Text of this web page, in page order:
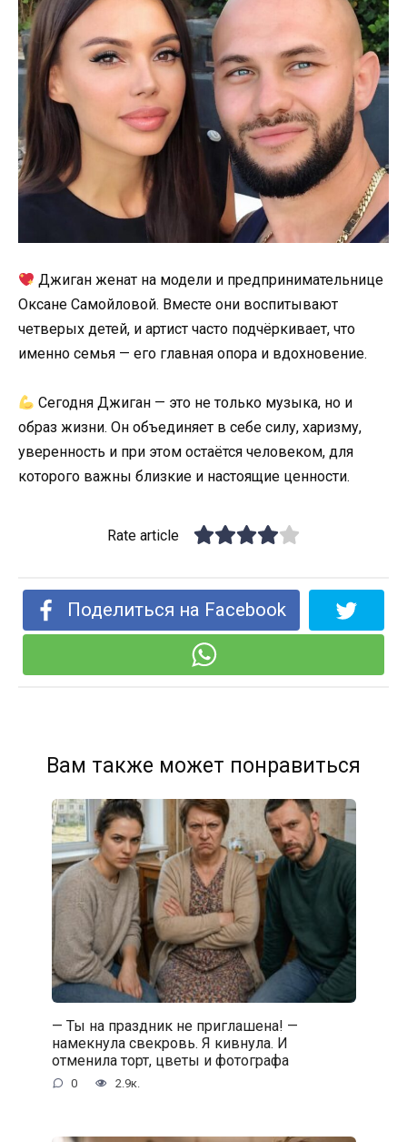
Джиган женат на модели и предпринимательнице
Оксане Самойловой. Вместе они воспитывают
четверых детей, и артист часто подчёркивает, что
именно семья — его главная опора и вдохновение.
Сегодня Джиган — это не только музыка, но и
образ жизни. Он объединяет в себе силу, харизму,
уверенность и при этом остаётся человеком, для
которого важны близкие и настоящие ценности.
Rate article
Поделиться на Facebook
Вам также может понравиться
— Ты на праздник не приглашена! —
намекнула свекровь. Я кивнула. И
отменила торт, цветы и фотографа
0 2.9к.